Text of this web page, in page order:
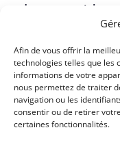
Afin de vous offrir la
technologies telles que les
informations de votre
nous permettez de traiter
navigation ou les
consentir ou de retirer
certaines fonctionnalités.
donc essentiel
Les
identifier les
valeur ajoutée,
répétitives,
la gestion des
permet de mieux